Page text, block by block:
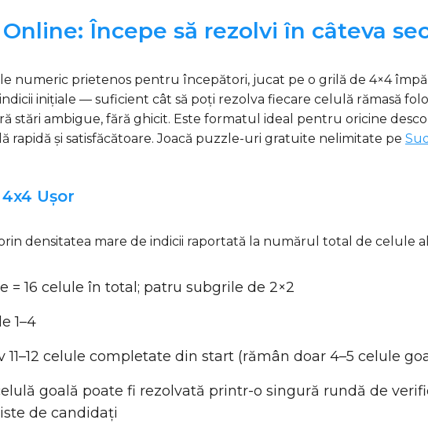
Începe să rezolvi în câteva
numeric prietenos pentru începători, jucat pe o grilă de 4×4
inițiale — suficient cât să poți rezolva fiecare celulă rămasă
stări ambigue, fără ghicit. Este formatul ideal pentru oricine
rapidă și satisfăcătoare. Joacă puzzle-uri gratuite nelimitate pe
Ușor
densitatea mare de indicii raportată la numărul total de celule
= 16 celule în total; patru subgrile de 2×2
1–4
11–12 celule completate din start (rămân doar 4–5 celule
goală poate fi rezolvată printr-o singură rundă de
de candidați